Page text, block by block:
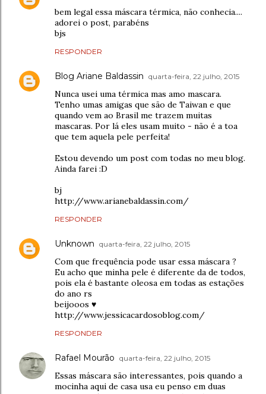
bem legal essa máscara térmica, não conhecia....
adorei o post, parabéns
bjs
RESPONDER
Blog Ariane Baldassin quarta-feira, 22 julho, 2015
Nunca usei uma térmica mas amo mascara.
Tenho umas amigas que são de Taiwan e que
quando vem ao Brasil me trazem muitas
mascaras. Por lá eles usam muito - não é a toa
que tem aquela pele perfeita!
Estou devendo um post com todas no meu blog.
Ainda farei :D
bj
http://www.arianebaldassin.com/
RESPONDER
Unknown quarta-feira, 22 julho, 2015
Com que frequência pode usar essa máscara ?
Eu acho que minha pele é diferente da de todos,
pois ela é bastante oleosa em todas as estações
do ano rs
beijooos ♥
http://www.jessicacardosoblog.com/
RESPONDER
Rafael Mourão quarta-feira, 22 julho, 2015
Essas máscara são interessantes, pois quando a
mocinha aqui de casa usa eu penso em duas